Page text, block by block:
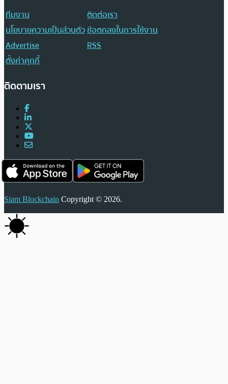
ทีมงาน
ติดต่อเรา
นโยบายความเป็นส่วนตัวข้อตกลงในการใช้งาน
Advertise
RSS
ตั้งค่าคุกกี้
ติดตามเรา
Siam Blockchain Copyright © 2026.